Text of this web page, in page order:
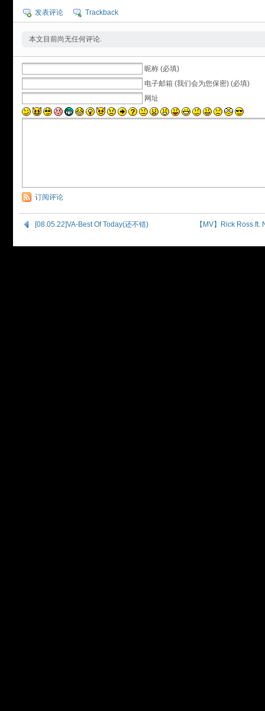
发表评论 Trackback
本文目前尚无任何评论.
昵称 (必填)
电子邮箱 (我们会为您保密) (必填)
网址
订阅评论
[08.05.22]VA-Best Of Today(还不错) 【MV】Rick Ross